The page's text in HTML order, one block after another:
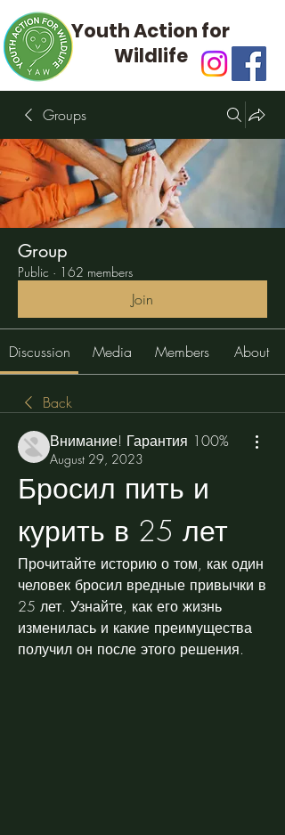
Youth Action for
Wildlife
Groups
Group
Public · 162 members
Join
Discussion Media Members About
Back
Внимание! Гарантия 100%
August 29, 2023
Бросил пить и
курить в 25 лет
Прочитайте историю о том, как один
человек бросил вредные привычки в
25 лет. Узнайте, как его жизнь
изменилась и какие преимущества
получил он после этого решения.